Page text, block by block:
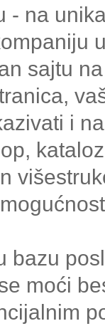
- na
sajtu
i
bazu
moći